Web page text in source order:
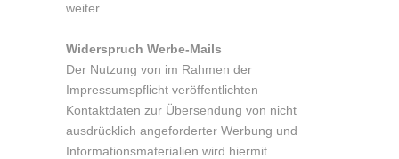
weiter.
Widerspruch Werbe-Mails
Der Nutzung von im Rahmen der
Impressumspflicht veröffentlichten
Kontaktdaten zur Übersendung von nicht
ausdrücklich angeforderter Werbung und
Informationsmaterialien wird hiermit